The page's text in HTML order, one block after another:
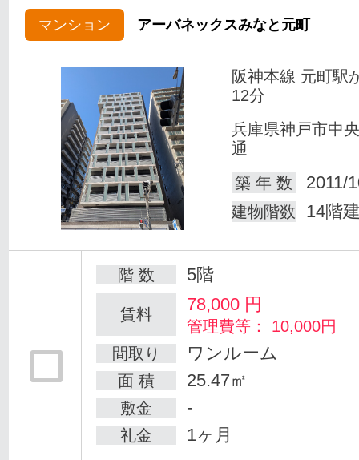
マンション アーバネックスみなと元町
阪神本線 元町駅
12分
兵庫県神戸市中
通
築 年 数
2011/
建物階数 14階
階 数 5階
賃料 78,000 円
管理費等： 10,000円
間取り
ワンルーム
面 積 25.47㎡
敷金 -
礼金 1ヶ月